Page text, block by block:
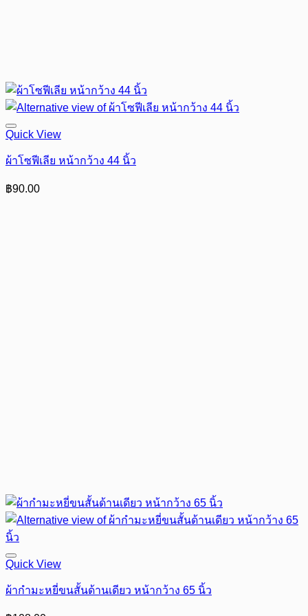
Quick View
ผ้าโซฟีเลีย หน้ากว้าง 44 นิ้ว
฿90.00
Quick View
ผ้ากำมะหยี่ขนสั้นด้านเดียว หน้ากว้าง 65 นิ้ว